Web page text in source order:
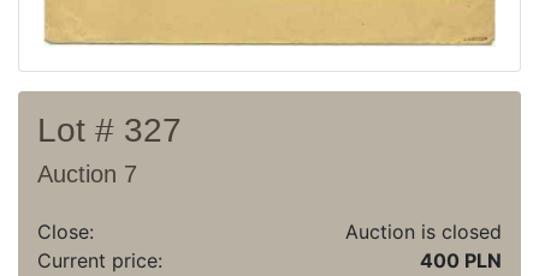
Lot # 327
Auction 7
Close:
Auction is closed
Current price:
400 PLN